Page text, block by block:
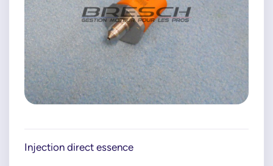
Injection direct essence